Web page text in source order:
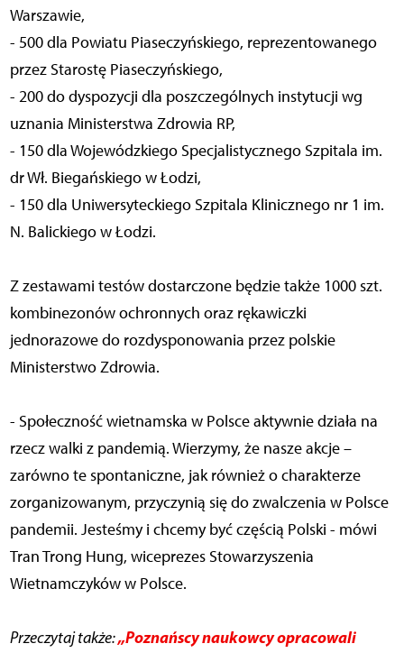
Warszawie,
- 500 dla Powiatu Piaseczyńskiego, reprezentowanego
przez Starostę Piaseczyńskiego,
- 200 do dyspozycji dla poszczególnych instytucji wg
uznania Ministerstwa Zdrowia RP,
- 150 dla Wojewódzkiego Specjalistycznego Szpitala im.
dr Wł. Biegańskiego w Łodzi,
- 150 dla Uniwersyteckiego Szpitala Klinicznego nr 1 im.
N. Balickiego w Łodzi.
Z zestawami testów dostarczone będzie także 1000 szt.
kombinezonów ochronnych oraz rękawiczki
jednorazowe do rozdysponowania przez polskie
Ministerstwo Zdrowia.
- Społeczność wietnamska w Polsce aktywnie działa na
rzecz walki z pandemią. Wierzymy, że nasze akcje –
zarówno te spontaniczne, jak również o charakterze
zorganizowanym, przyczynią się do zwalczenia w Polsce
pandemii. Jesteśmy i chcemy być częścią Polski - mówi
Tran Trong Hung, wiceprezes Stowarzyszenia
Wietnamczyków w Polsce.
Przeczytaj także:„Poznańscy naukowcy opracowali